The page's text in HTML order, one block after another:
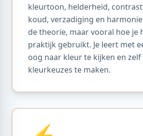
kleurtoon, helderheid,
koud, verzadiging en
de theorie, maar vooral hoe je
praktijk gebruikt. Je leert met
oog naar kleur te kijken en
kleurkeuzes te maken.